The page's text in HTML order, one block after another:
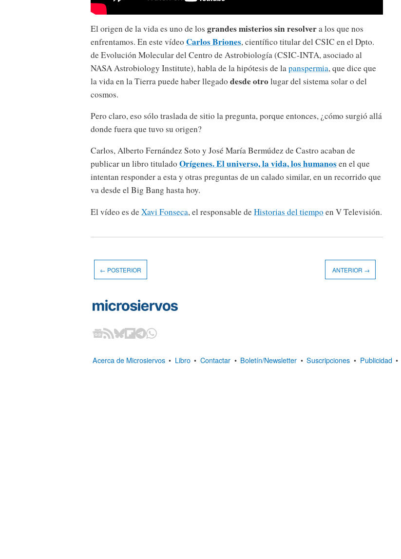
El origen de la vida es uno de los grandes misterios sin resolvera los que nos
enfrentamos. En este vídeo Carlos Briones, científico titular del CSIC en el Dpto.
de Evolución Molecular del Centro de Astrobiología (CSIC-INTA, asociado al
NASA Astrobiology Institute), habla de la hipótesis de lapanspermia, que dice que
la vida en la Tierra puede haber llegado desde otrolugar del sistema solar o del
cosmos.
Pero claro, eso sólo traslada de sitio la pregunta, porque entonces, ¿cómo surgió allá
donde fuera que tuvo su origen?
Carlos, Alberto Fernández Soto y José María Bermúdez de Castro acaban de
publicar un libro titulado Orígenes. El universo, la vida, los humanosen el que
intentan responder a esta y otras preguntas de un calado similar, en un recorrido que
va desde el Big Bang hasta hoy.
El vídeo es deXavi Fonseca, el responsable deHistorias del tiempo en V Televisión.
← POSTERIOR ANTERIOR →
Acerca de Microsiervos • Libro • Contactar • Boletín/Newsletter • Suscripciones • Publicidad •